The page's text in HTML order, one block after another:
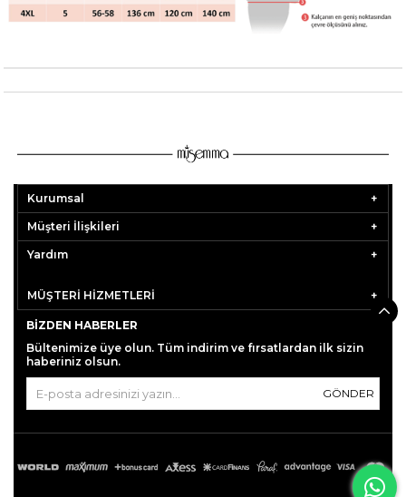
Kurumsal
Müşteri İlişkileri
Yardım
MÜŞTERİ HİZMETLERİ
BIZDEN HABERLER
Bültenimize üye olun. Tüm indirim ve fırsatlardan ilk sizin
haberiniz olsun.
GÖNDER